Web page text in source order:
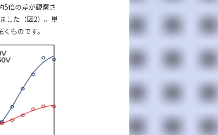
5倍の差が観察さ
した（図2）。単
ものです。